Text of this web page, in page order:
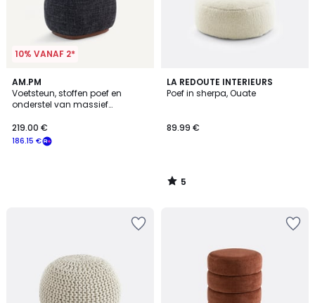
10% VANAF 2*
AM.PM
Voetsteun, stoffen poef en
onderstel van massief
186.15 €
219.00 €
LA REDOUTE INTERIEURS
Poef in sherpa, Ouate
89.99 €
5
/
5
/